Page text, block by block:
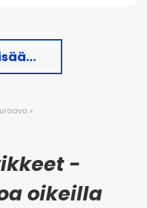
»
-
oikeilla